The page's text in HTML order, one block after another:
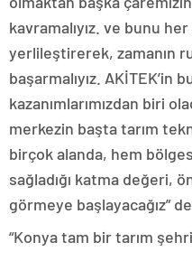
kavramalıyız. ve bunu
yerlileştirerek, zamanın
başarmalıyız. AKİTEK’in
kazanımlarımızdan biri
merkezin başta tarım
birçok alanda, hem
sağladığı katma değeri,
görmeye başlayacağız”
“Konya tam bir tarım